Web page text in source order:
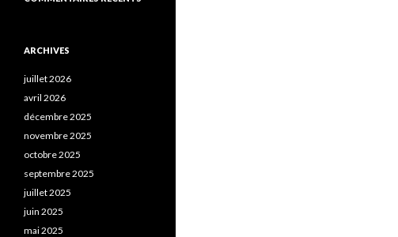
ARCHIVES
juillet 2026
avril 2026
décembre 2025
novembre 2025
octobre 2025
septembre 2025
juillet 2025
juin 2025
mai 2025